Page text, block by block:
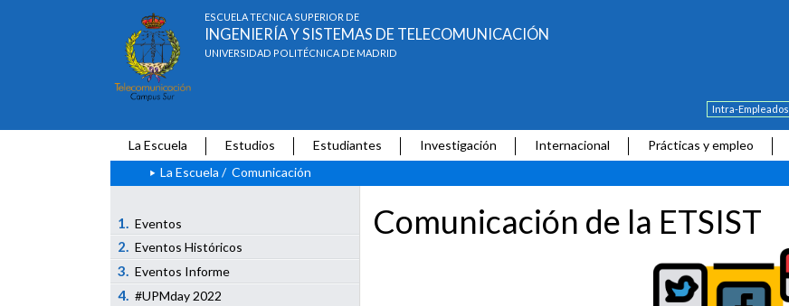
ESCUELA TÉCNICA SUPERIOR DE
INGENIERÍA Y SISTEMAS DE TELECOMUNICACIÓN
UNIVERSIDAD POLITÉCNICA DE MADRID
Intra-Empleados
La Escuela Estudios Estudiantes Investigación Internacional
Prácticas y empleo
La Escuela / Comunicación
1. Eventos
2. Eventos Históricos
3. Eventos Informe
4. #UPMday 2022
Comunicación de la ETSIST